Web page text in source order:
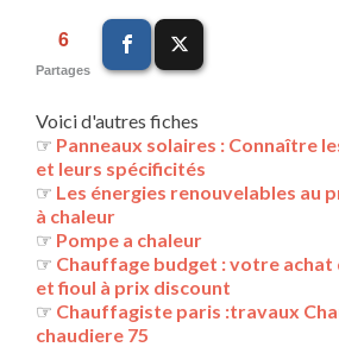
6
Partages
Voici d'autres fiches
☞ Panneaux solaires : Connaître
et leurs spécificités
☞ Les énergies renouvelables au
à chaleur
☞ Pompe a chaleur
☞ Chauffage budget : votre achat
et fioul à prix discount
☞ Chauffagiste paris :travaux
chaudiere 75